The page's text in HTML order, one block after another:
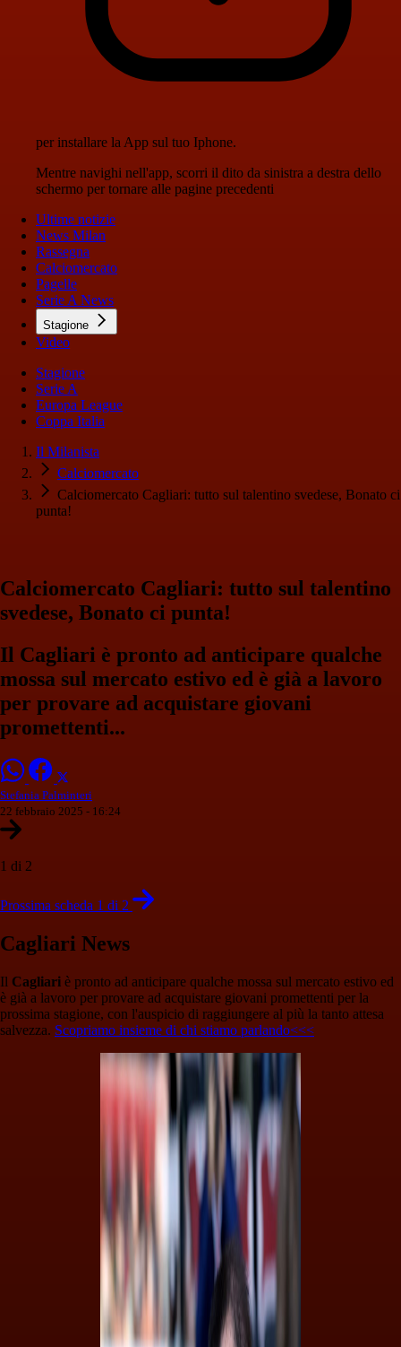
per installare la App sul tuo Iphone.
Mentre navighi nell'app, scorri il dito da sinistra a destra dello
schermo per tornare alle pagine precedenti
Ultime notizie
News Milan
Rassegna
Calciomercato
Pagelle
Serie A News
Stagione
Video
Stagione
Serie A
Europa League
Coppa Italia
Il Milanista
Calciomercato
Calciomercato Cagliari: tutto sul talentino svedese, Bonato ci
punta!
Calciomercato Cagliari: tutto sul talentino
svedese, Bonato ci punta!
Il Cagliari è pronto ad anticipare qualche
mossa sul mercato estivo ed è già a lavoro
per provare ad acquistare giovani
promettenti...
Stefania Palminteri
22 febbraio 2025 - 16:24
1 di 2
Prossima scheda 1 di 2
Cagliari News
Il Cagliari è pronto ad anticipare qualche mossa sul mercato estivo ed
è già a lavoro per provare ad acquistare giovani promettenti per la
prossima stagione, con l'auspicio di raggiungere al più la tanto attesa
salvezza. Scopriamo insieme di chi stiamo parlando<<<